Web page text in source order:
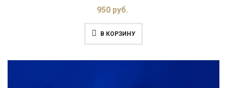
950 руб.
В КОРЗИНУ